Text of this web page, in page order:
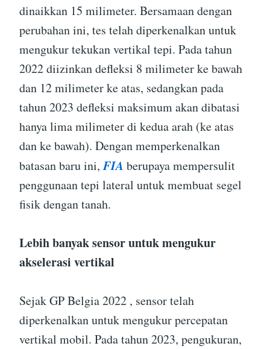
dinaikkan 15 milimeter. Bersamaan dengan
perubahan ini, tes telah diperkenalkan untuk
mengukur tekukan vertikal tepi. Pada tahun
2022 diizinkan defleksi 8 milimeter ke bawah
dan 12 milimeter ke atas, sedangkan pada
tahun 2023 defleksi maksimum akan dibatasi
hanya lima milimeter di kedua arah (ke atas
dan ke bawah). Dengan memperkenalkan
batasan baru ini,FIA berupaya mempersulit
penggunaan tepi lateral untuk membuat segel
fisik dengan tanah.
Lebih banyak sensor untuk mengukur
akselerasi vertikal
Sejak GP Belgia 2022 , ​​sensor telah
diperkenalkan untuk mengukur percepatan
vertikal mobil. Pada tahun 2023, pengukuran,